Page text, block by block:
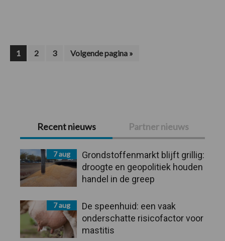
Pagina
1 Pagina
2 Pagina
3
Ga
naar
Volgende pagina »
Primaire
Sidebar
Recent nieuws Partner nieuws
7 aug
Grondstoffenmarkt blijft grillig:
droogte en geopolitiek houden
handel in de greep
7 aug
De speenhuid: een vaak
onderschatte risicofactor voor
mastitis